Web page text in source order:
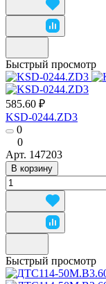
Быстрый просмотр
585.60 ₽
KSD-0244.ZD3
0
0
Арт. 147203
В корзину
Быстрый просмотр